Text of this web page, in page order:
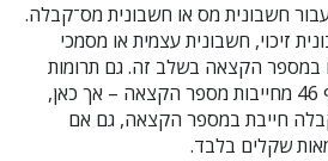
חשבונית מס או חשבונית מס־קבלה.
זיכוי, חשבונית עצמית או מסמכי
במספר הקצאה בשלב זה. גם תרומות
לעמותות מוכרות לפי סעיף 46 מחייבות מספר הקצאה – אך כאן,
קבלה חייבת במספר הקצאה, גם אם
שקלים בלבד.